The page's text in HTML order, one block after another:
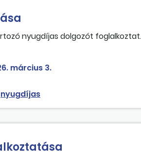
nyugdíjas dolgozót
március 3.
nyugdíjas